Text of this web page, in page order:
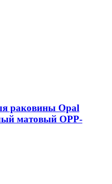
раковины Opal
матовый OPP-